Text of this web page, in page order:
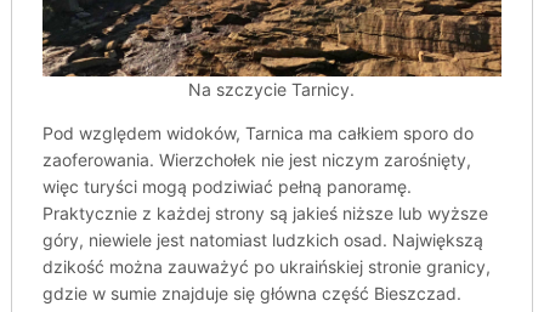
Na szczycie Tarnicy.
Pod względem widoków, Tarnica ma całkiem sporo do
zaoferowania. Wierzchołek nie jest niczym zarośnięty,
więc turyści mogą podziwiać pełną panoramę.
Praktycznie z każdej strony są jakieś niższe lub wyższe
góry, niewiele jest natomiast ludzkich osad. Największą
dzikość można zauważyć po ukraińskiej stronie granicy,
gdzie w sumie znajduje się główna część Bieszczad.